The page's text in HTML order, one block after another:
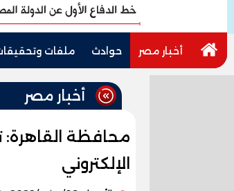
أخبار مصر حوادث ملفات
أخبار مصر
محافظة
الإلكتروني